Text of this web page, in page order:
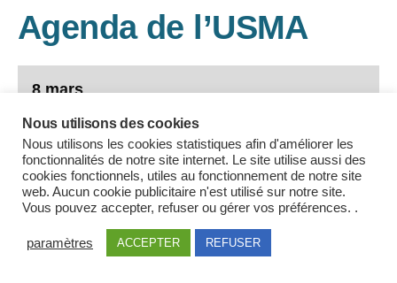
Agenda de l’USMA
8 mars
Négociation Protection sociale complémentaire
12 mars
Nous utilisons des cookies
Nous utilisons les cookies statistiques afin d'améliorer les
fonctionnalités de notre site internet. Le site utilise aussi des
cookies fonctionnels, utiles au fonctionnement de notre site
web. Aucun cookie publicitaire n'est utilisé sur notre site.
Vous pouvez accepter, refuser ou gérer vos préférences. .
paramètres ACCEPTER REFUSER